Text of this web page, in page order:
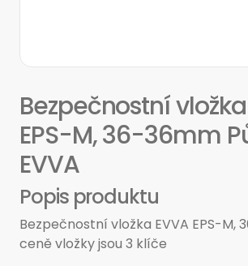
Bezpečnostní
EPS-M, 36-36mm
EVVA
Popis produktu
Bezpečnostní vložka EVVA EPS-M,
ceně vložky jsou 3 klíče